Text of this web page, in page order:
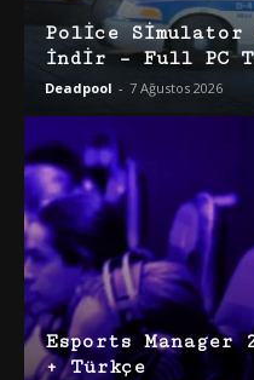
Police
İndir – Full PC
Deadpool - 7 Ağustos 2026
Esports
+ Türkçe